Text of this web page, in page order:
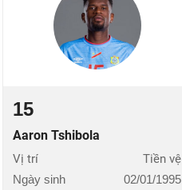
15
Aaron Tshibola
Vị trí Tiền vệ
Ngày sinh
02/01/1995